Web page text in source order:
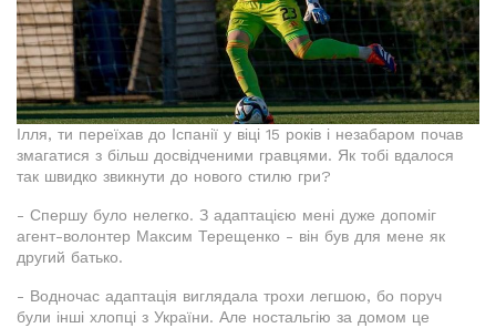
Ілля, ти переїхав до Іспанії у віці 15 років і незабаром почав
змагатися з більш досвідченими гравцями. Як тобі вдалося
так швидко звикнути до нового стилю гри?
- Спершу було нелегко. З адаптацією мені дуже допоміг
агент-волонтер Максим Терещенко - він був для мене як
другий батько.
- Водночас адаптація виглядала трохи легшою, бо поруч
були інші хлопці з України. Але ностальгію за домом це